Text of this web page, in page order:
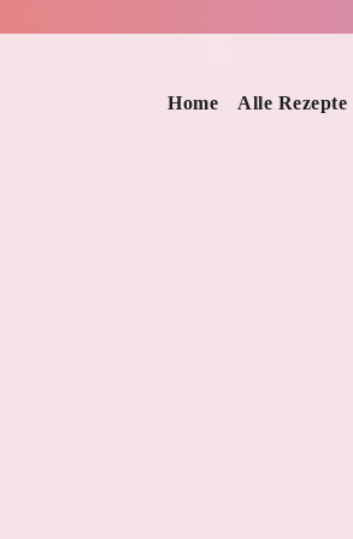
Home Alle Rezepte